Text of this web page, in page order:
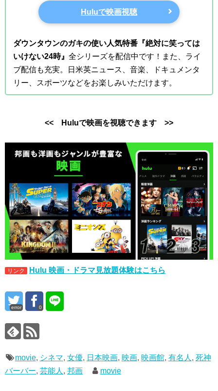
Huluで映画視聴
ダウンタウンのガキの使い人気特番『絶対に笑っては
いけない24時』 全シリーズを配信中です！また、ライ
ブ配信も充実。日米英ニュース、音楽、ドキュメンタ
リー、スポーツなどをお楽しみいただけます。
<< Huluで映画を視聴できます >>
リンク Hulu 映画・ドラマ見放題体験はこちら
error 0
movie, シネマ, 女優, 日本映画, 映画, 映画館, 有名人, 死神
バーバー, 芸能人, 邦画 movie